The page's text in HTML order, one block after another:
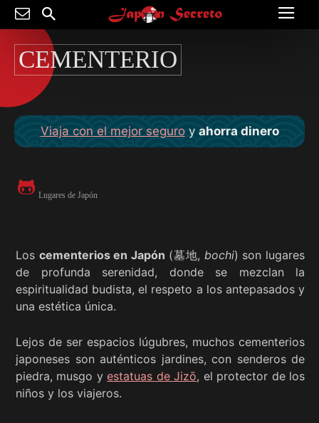
CEMENTERIO
Viaja con el mejor seguroy ahorra dinero
Lugares de Japón
Los cementerios en Japón (墓地, bochi) son lugares
de profunda serenidad, donde se mezclan la
espiritualidad budista, el respeto a los antepasados y
una estética única.
Lejos de ser espacios lúgubres, muchos cementerios
japoneses son auténticos jardines, con senderos de
piedra, musgo yestatuas de Jizō, el protector de los
niños y los viajeros.